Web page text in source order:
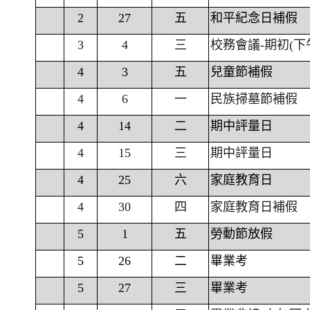
2 27 五
和平紀念日補假
3
4 三
校務會議-期初(下
4
3 五
兒童節補假
4
6 一
民族掃墓節補假
4
14 二
期中評量日
4
15 三
期中評量日
4
25 六
家庭教育日
4
30 四
家庭教育日補假
5
1 五
勞動節放假
5
26 二
畢業考
5
27 三
畢業考